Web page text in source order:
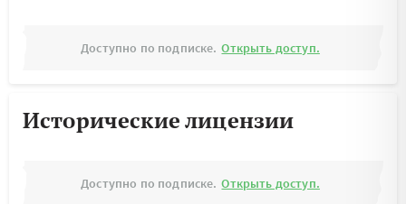
Доступно по подписке. Открыть доступ.
Исторические лицензии
Доступно по подписке. Открыть доступ.